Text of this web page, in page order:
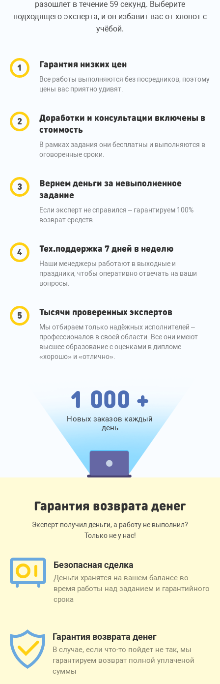
разошлет в течение 59 секунд. Выберите
подходящего эксперта, и он избавит вас от хлопот с
учёбой.
Гарантия низких цен
Все работы выполняются без посредников, поэтому
цены вас приятно удивят.
Доработки и консультации включены в
стоимость
В рамках задания они бесплатны и выполняются в
оговоренные сроки.
Вернем деньги за невыполненное
задание
Если эксперт не справился – гарантируем 100%
возврат средств.
Тех.поддержка 7 дней в неделю
Наши менеджеры работают в выходные и
праздники, чтобы оперативно отвечать на ваши
вопросы.
Тысячи проверенных экспертов
Мы отбираем только надёжных исполнителей –
профессионалов в своей области. Все они имеют
высшее образование с оценками в дипломе
«хорошо» и «отлично».
1 000 +
Новых заказов каждый
день
Гарантия возврата денег
Эксперт получил деньги, а работу не выполнил?
Только не у нас!
Безопасная сделка
Деньги хранятся на вашем балансе во
время работы над заданием и гарантийного
срока
Гарантия возврата денег
В случае, если что-то пойдет не так, мы
гарантируем возврат полной уплаченой
суммы